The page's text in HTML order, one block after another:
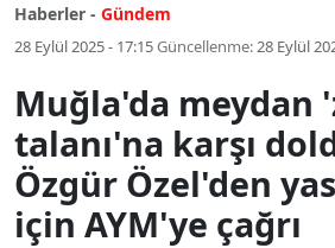
Haberler - Gündem
28 Eylül 2025 - 17:15Güncellenme:28 Eylül
Muğla'da meydan
talanı'na karşı
Özgür Özel'den
için AYM'ye çağrı